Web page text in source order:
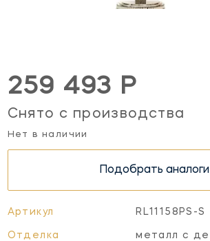
259 493 Р
Снято с производства
Нет в наличии
Подобрать аналоги
Артикул RL11158PS-S
Отделка
металл с